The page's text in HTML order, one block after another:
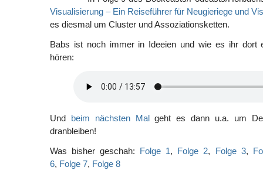
Visualisierung – Ein Reiseführer für Neugieriege und
es diesmal um Cluster und Assoziationsketten.
Babs ist noch immer in Ideeien und wie es ihr dort
hören:
Und beim nächsten Malgeht es dann u.a. um
dranbleiben!
Was bisher geschah: Folge 1, Folge 2, Folge 3,
6, Folge 7, Folge 8